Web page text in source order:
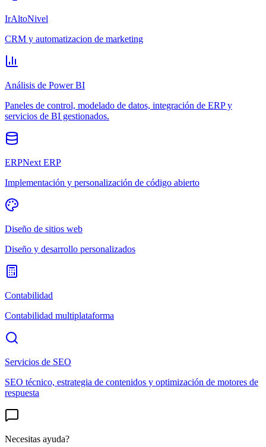
IrAltoNivel
CRM y automatizacion de marketing
Análisis de Power BI
Paneles de control, modelado de datos, integración de ERP y
servicios de BI gestionados.
ERPNext ERP
Implementación y personalización de código abierto
Diseño de sitios web
Diseño y desarrollo personalizados
Contabilidad
Contabilidad multiplataforma
Servicios de SEO
SEO técnico, estrategia de contenidos y optimización de motores de
respuesta
Necesitas ayuda?